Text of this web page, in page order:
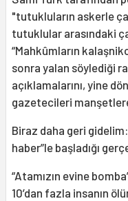
"tutukluların askerle
tutuklular arasındaki
“Mahkûmların
sonra yalan söylediği
açıklamalarını, yine
gazetecileri
Biraz daha geri
haber”le başladığı
“Atamızın evine
10’dan fazla insanın